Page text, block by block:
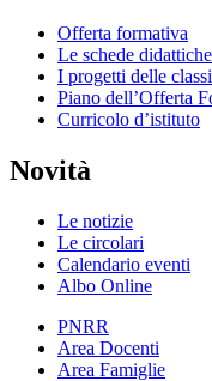
Offerta formativa
Le schede didattiche
I progetti delle classi
Piano dell’Offerta
Curricolo d’istituto
Novità
Le notizie
Le circolari
Calendario eventi
Albo Online
PNRR
Area Docenti
Area Famiglie